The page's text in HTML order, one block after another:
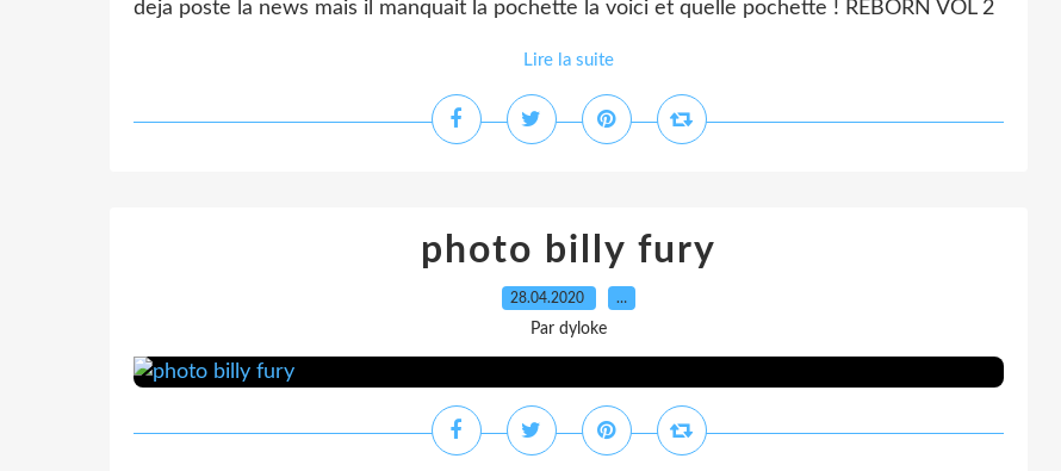
deja poste la news mais il manquait la pochette la voici et quelle pochette ! REBORN VOL 2
Lire la suite
photo billy fury
28.04.2020 …
Par dyloke